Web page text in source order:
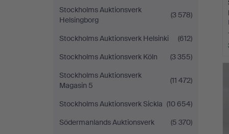
Stockholms Auktionsverk
Helsingborg
(3 578)
Stockholms Auktionsverk Helsinki
(612)
Stockholms Auktionsverk Köln
(3 355)
Stockholms Auktionsverk
Magasin 5
(11 472)
Stockholms Auktionsverk Sickla (10 654)
Södermanlands Auktionsverk
(5 370)